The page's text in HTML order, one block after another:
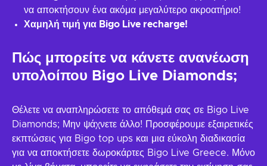
να αποκτήσουν ένα ακόμα μεγαλύτερο ακροατήριο!
Χαμηλή τιμή για Bigo Live recharge!
Πώς μπορείτε να κάνετε ανανέωση
υπολοίπου Bigo Live Diamonds;
Θέλετε να αναπληρώσετε το απόθεμά σας σε Bigo Live
Diamonds; Μην ψάχνετε άλλο! Προσφέρουμε εξαιρετικές
εκπτώσεις για Bigo top ups και μια εύκολη διαδικασία
για να αποκτήσετε δωροκάρτες Bigo Live Greece. Μόνο